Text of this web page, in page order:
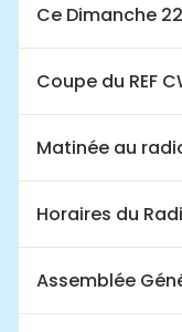
Ce Dimanche
Coupe du REF
Matinée au
Horaires du
Assemblée